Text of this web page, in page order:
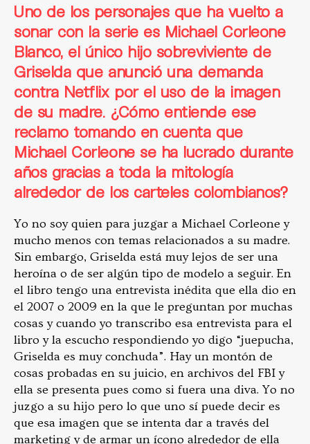
Uno de los personajes que ha vuelto a
sonar con la serie es Michael Corleone
Blanco, el único hijo sobreviviente de
Griselda que anunció una demanda
contra Netflixpor el uso de la imagen
de su madre. ¿Cómo entiende ese
reclamo tomando en cuenta que
Michael Corleone se ha lucrado durante
años gracias a toda la mitología
alrededor de los carteles colombianos?
Yo no soy quien para juzgar a Michael Corleone y
mucho menos con temas relacionados a su madre.
Sin embargo, Griselda está muy lejos de ser una
heroína o de ser algún tipo de modelo a seguir. En
el libro tengo una entrevista inédita que ella dio en
el 2007 o 2009 en la que le preguntan por muchas
cosas y cuando yo transcribo esa entrevista para el
libro y la escucho respondiendo yo digo “juepucha,
Griselda es muy conchuda”. Hay un montón de
cosas probadas en su juicio, en archivos del FBI y
ella se presenta pues como si fuera una diva. Yo no
juzgo a su hijo pero lo que uno sí puede decir es
que esa imagen que se intenta dar a través del
marketing y de armar un ícono alrededor de ella